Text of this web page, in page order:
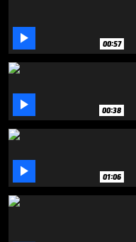
 00:57
 00:38
 01:06